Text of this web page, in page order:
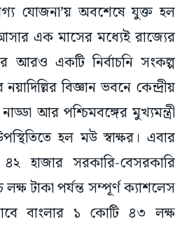
যোজনা’য় অবশেষে যুক্ত হল
এক মাসের মধ্যেই রাজ্যের
আরও একটি নির্বাচনি সংকল্প
বিজ্ঞান ভবনে কেন্দ্রীয়
নাড্ডা আর পশ্চিমবঙ্গের মুখ্যমন্ত্রী
হল মউ স্বাক্ষর। এবার
হাজার সরকারি-বেসরকারি
টাকা পর্যন্ত সম্পূর্ণ ক্যাশলেস
বাংলার ১ কোটি ৪৩ লক্ষ